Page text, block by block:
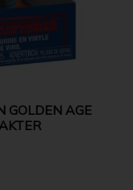
GOLDEN AGE